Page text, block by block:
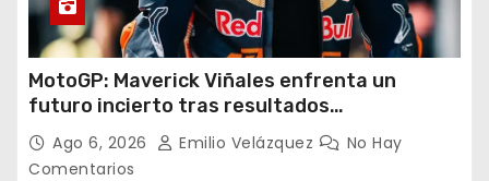
MotoGP: Maverick Viñales enfrenta un
futuro incierto tras resultados
decepcionantes
Ago 6, 2026 Emilio Velázquez
No Hay
Comentarios